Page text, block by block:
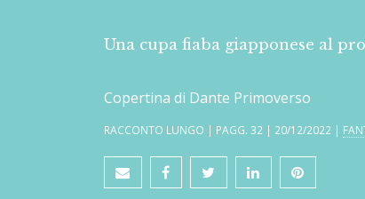
Una cupa fiaba giapponese al
Copertina di Dante Primoverso
RACCONTO LUNGO | PAGG. 32 | 20/12/2022 |